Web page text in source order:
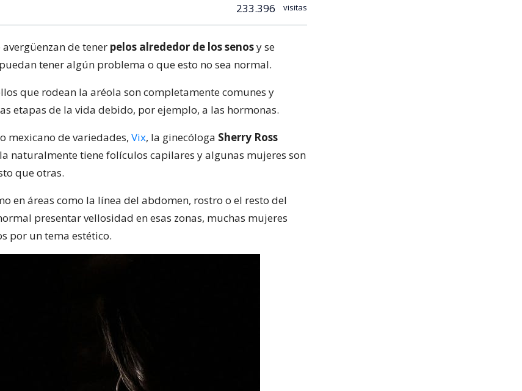
233.396 visitas
de tener pelos alrededor de los senosy se
tener algún problema o que esto no sea normal.
que rodean la aréola son completamente comunes y
etapas de la vida debido, por ejemplo, a las hormonas.
mexicano de variedades, Vix, la ginecóloga Sherry Ross
naturalmente tiene folículos capilares y algunas mujeres son
que otras.
en áreas como la línea del abdomen, rostro o el resto del
presentar vellosidad en esas zonas, muchas mujeres
por un tema estético.